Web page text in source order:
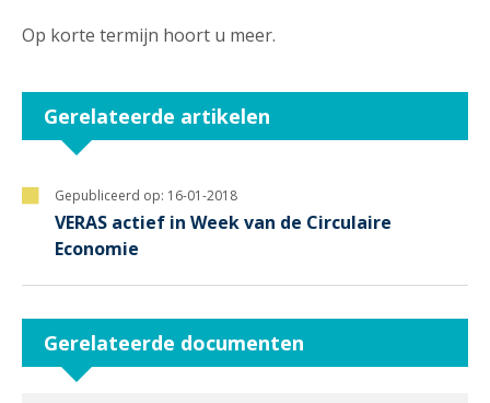
Op korte termijn hoort u meer.
Gerelateerde artikelen
Gepubliceerd op: 16-01-2018
VERAS actief in Week van de Circulaire
Economie
Gerelateerde documenten